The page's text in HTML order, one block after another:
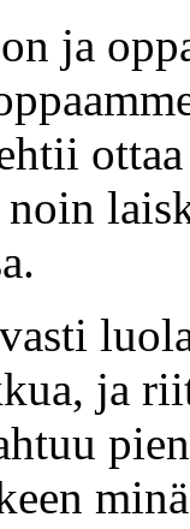
ja
ja